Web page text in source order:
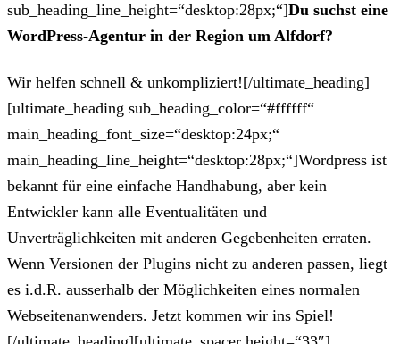
sub_heading_line_height=“desktop:28px;“]Du suchst eine
WordPress-Agentur in der Region um Alfdorf?
Wir helfen schnell & unkompliziert![/ultimate_heading]
[ultimate_heading sub_heading_color=“#ffffff“
main_heading_font_size=“desktop:24px;“
main_heading_line_height=“desktop:28px;“]Wordpress ist
bekannt für eine einfache Handhabung, aber kein
Entwickler kann alle Eventualitäten und
Unverträglichkeiten mit anderen Gegebenheiten erraten.
Wenn Versionen der Plugins nicht zu anderen passen, liegt
es i.d.R. ausserhalb der Möglichkeiten eines normalen
Webseitenanwenders. Jetzt kommen wir ins Spiel!